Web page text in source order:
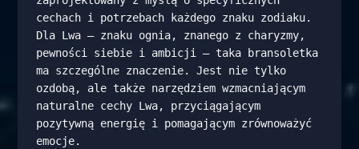
cechach i potrzebach każdego znaku zodiaku.
Dla Lwa – znaku ognia, znanego z charyzmy,
pewności siebie i ambicji – taka bransoletka
ma szczególne znaczenie. Jest nie tylko
ozdobą, ale także narzędziem wzmacniającym
naturalne cechy Lwa, przyciągającym
pozytywną energię i pomagającym zrównoważyć
emocje.